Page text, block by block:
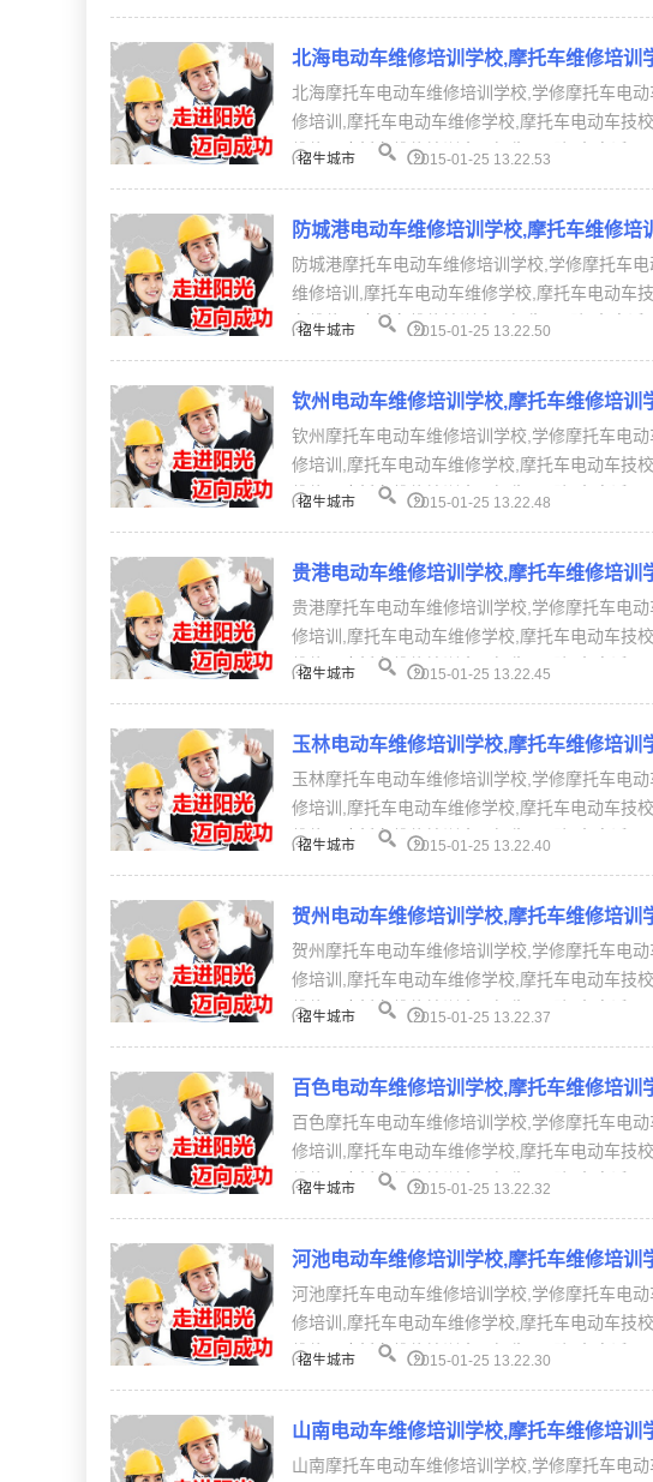
北海电动车维修培训学校,摩托车维修培训
北海摩托车电动车维修培训学校,学修摩托车电
修培训,摩托车电动车维修学校,摩托车电动车
维修、摩托车维修培训全国招生。【报名电话：
招生城市 2015-01-25 13.22.53
防城港电动车维修培训学校,摩托车维修培
防城港摩托车电动车维修培训学校,学修摩托车
维修培训,摩托车电动车维修学校,摩托车电动
车维修、摩托车维修培训全国招生。【报名电话
招生城市 2015-01-25 13.22.50
钦州电动车维修培训学校,摩托车维修培训
钦州摩托车电动车维修培训学校,学修摩托车电
修培训,摩托车电动车维修学校,摩托车电动车
维修、摩托车维修培训全国招生。【报名电话：
招生城市 2015-01-25 13.22.48
贵港电动车维修培训学校,摩托车维修培训
贵港摩托车电动车维修培训学校,学修摩托车电
修培训,摩托车电动车维修学校,摩托车电动车
维修、摩托车维修培训全国招生。【报名电话：
招生城市 2015-01-25 13.22.45
玉林电动车维修培训学校,摩托车维修培训
玉林摩托车电动车维修培训学校,学修摩托车电
修培训,摩托车电动车维修学校,摩托车电动车
维修、摩托车维修培训全国招生。【报名电话：
招生城市 2015-01-25 13.22.40
贺州电动车维修培训学校,摩托车维修培训
贺州摩托车电动车维修培训学校,学修摩托车电
修培训,摩托车电动车维修学校,摩托车电动车
维修、摩托车维修培训全国招生。【报名电话：
招生城市 2015-01-25 13.22.37
百色电动车维修培训学校,摩托车维修培训
百色摩托车电动车维修培训学校,学修摩托车电
修培训,摩托车电动车维修学校,摩托车电动车
维修、摩托车维修培训全国招生。【报名电话：
招生城市 2015-01-25 13.22.32
河池电动车维修培训学校,摩托车维修培训
河池摩托车电动车维修培训学校,学修摩托车电
修培训,摩托车电动车维修学校,摩托车电动车
维修、摩托车维修培训全国招生。【报名电话：
招生城市 2015-01-25 13.22.30
山南电动车维修培训学校,摩托车维修培训
山南摩托车电动车维修培训学校,学修摩托车电